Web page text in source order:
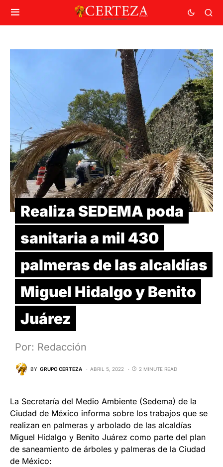
Realiza SEDEMA poda
sanitaria a mil 430
palmeras de las alcaldías
Miguel Hidalgo y Benito
Juárez
Por: Redacción
BY GRUPO CERTEZA ABRIL 5, 2022 2 MINUTE READ
La Secretaría del Medio Ambiente (Sedema) de la
Ciudad de México informa sobre los trabajos que se
realizan en palmeras y arbolado de las alcaldías
Miguel Hidalgo y Benito Juárez como parte del plan
de saneamiento de árboles y palmeras de la Ciudad
de México: